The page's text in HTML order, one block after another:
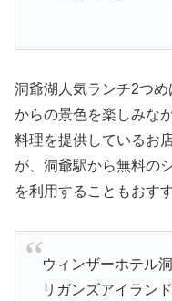
洞爺湖人気ランチ2つ
からの景色を楽しみな
料理を提供しているお
が、洞爺駅から無料の
を利用することもおす
ウィンザーホテル
リガンズアイラン